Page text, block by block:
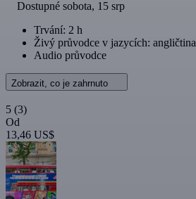
Dostupné sobota, 15 srp
Trvání: 2 h
Živý průvodce v jazycích: angličtina
Audio průvodce
Zobrazit, co je zahrnuto
5 (3)
Od
13,46 US$